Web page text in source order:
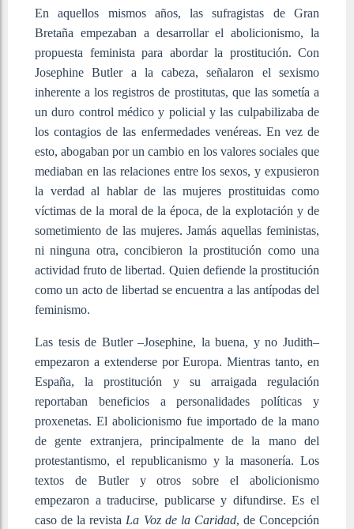
En aquellos mismos años, las sufragistas de Gran
Bretaña empezaban a desarrollar el abolicionismo, la
propuesta feminista para abordar la prostitución. Con
Josephine Butler a la cabeza, señalaron el sexismo
inherente a los registros de prostitutas, que las sometía a
un duro control médico y policial y las culpabilizaba de
los contagios de las enfermedades venéreas. En vez de
esto, abogaban por un cambio en los valores sociales que
mediaban en las relaciones entre los sexos, y expusieron
la verdad al hablar de las mujeres prostituidas como
víctimas de la moral de la época, de la explotación y de
sometimiento de las mujeres. Jamás aquellas feministas,
ni ninguna otra, concibieron la prostitución como una
actividad fruto de libertad. Quien defiende la prostitución
como un acto de libertad se encuentra a las antípodas del
feminismo.
Las tesis de Butler –Josephine, la buena, y no Judith–
empezaron a extenderse por Europa. Mientras tanto, en
España, la prostitución y su arraigada regulación
reportaban beneficios a personalidades políticas y
proxenetas. El abolicionismo fue importado de la mano
de gente extranjera, principalmente de la mano del
protestantismo, el republicanismo y la masonería. Los
textos de Butler y otros sobre el abolicionismo
empezaron a traducirse, publicarse y difundirse. Es el
caso de la revista La Voz de la Caridad, de Concepción